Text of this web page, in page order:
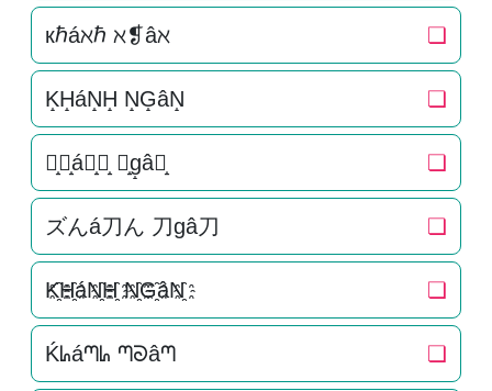
кℏáℵℏ ℵ❡âℵ ❏
K̝H̝áN̝H̝ N̝G̝âN̝ ❏
ズ̝ん̝á刀̝ん̝ 刀̝g̝â刀̝ ❏
ズんá刀ん 刀gâ刀 ❏
K҈H҈áN҈H҈ N҈G҈âN҈ ❏
Ḱᖺáᘉᖺ ᘉᘐâᘉ ❏